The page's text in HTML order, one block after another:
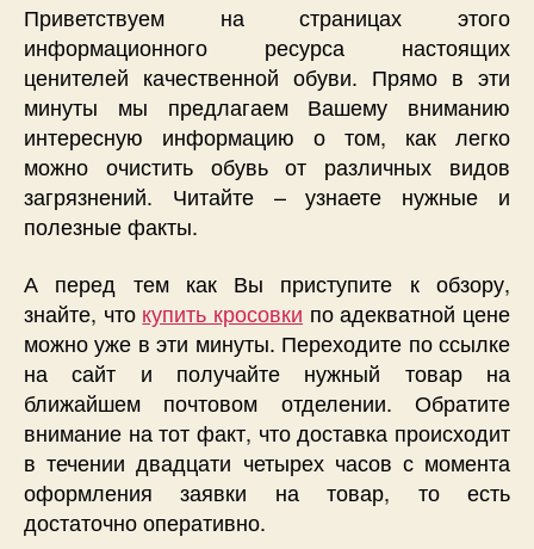
Приветствуем на страницах этого
информационного ресурса настоящих
ценителей качественной обуви. Прямо в эти
минуты мы предлагаем Вашему вниманию
интересную информацию о том, как легко
можно очистить обувь от различных видов
загрязнений. Читайте – узнаете нужные и
полезные факты.
А перед тем как Вы приступите к обзору,
знайте, что купить кросовки по адекватной цене
можно уже в эти минуты. Переходите по ссылке
на сайт и получайте нужный товар на
ближайшем почтовом отделении. Обратите
внимание на тот факт, что доставка происходит
в течении двадцати четырех часов с момента
оформления заявки на товар, то есть
достаточно оперативно.